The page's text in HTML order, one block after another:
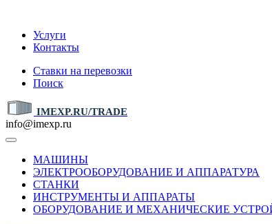
Услуги
Контакты
Ставки на перевозки
Поиск
IMEXP.RU/TRADE
info@imexp.ru
МАШИНЫ
ЭЛЕКТРООБОРУДОВАНИЕ И АППАРАТУРА
СТАНКИ
ИНСТРУМЕНТЫ И АППАРАТЫ
ОБОРУДОВАНИЕ И МЕХАНИЧЕСКИЕ